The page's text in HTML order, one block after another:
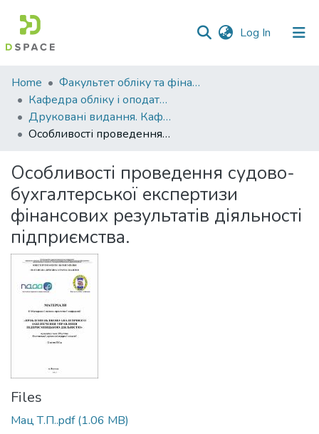
Log In (current)
Communities
&
Collections
Statistics
Home
Факультет обліку та фінансів
Кафедра обліку і оподаткування
Друковані видання. Кафедра обліку і оподаткування
Особливості проведення судово-бухгалтерської експертизи фінансових результатів діяльності підприємства.
Особливості проведення судово-
бухгалтерської експертизи
фінансових результатів діяльності
підприємства.
Files
Мац Т.П..pdf(1.06 MB)